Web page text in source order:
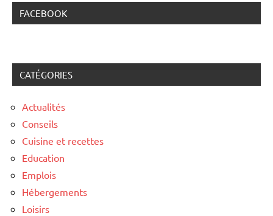
FACEBOOK
CATÉGORIES
Actualités
Conseils
Cuisine et recettes
Education
Emplois
Hébergements
Loisirs